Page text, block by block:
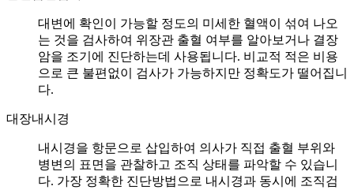
대변에 확인이 가능할 정도의 미세한 혈액이 섞여 나오
는 것을 검사하여 위장관 출혈 여부를 알아보거나 결장
암을 조기에 진단하는데 사용됩니다. 비교적 적은 비용
으로 큰 불편없이 검사가 가능하지만 정확도가 떨어집니
다.
대장내시경
내시경을 항문으로 삽입하여 의사가 직접 출혈 부위와
병변의 표면을 관찰하고 조직 상태를 파악할 수 있습니
다. 가장 정확한 진단방법으로 내시경과 동시에 조직검